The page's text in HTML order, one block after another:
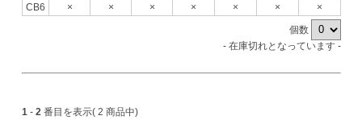
CB6
× × × × × ×
×
個数
- 在庫切れとなっています -
1 -2番目を表示( 2 商品中)